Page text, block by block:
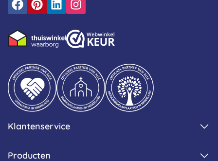
Klantenservice
Producten